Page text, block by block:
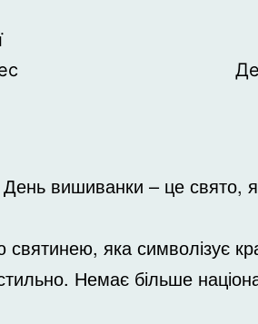
вишиванки – це свято,
яка символізує
Немає більше